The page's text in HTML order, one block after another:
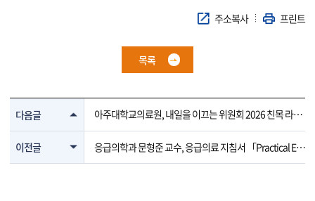
주소복사 프린트
목록
다음글
아주대학교의료원, 내일을 이끄는 위원회 2026 친목 라운
딩 개최
이전글
응급의학과 문형준 교수, 응급의료 지침서 「Practical Em
ergency Medicine」 제6판 발간